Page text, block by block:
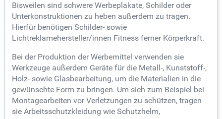
Bisweilen sind schwere Werbeplakate, Schilder oder
Unterkonstruktionen zu heben außerdem zu tragen.
Hierfür benötigen Schilder- sowie
Lichtreklamehersteller/innen Fitness ferner Körperkraft.
Bei der Produktion der Werbemittel verwenden sie
Werkzeuge außerdem Geräte für die Metall-, Kunststoff-,
Holz- sowie Glasbearbeitung, um die Materialien in die
gewünschte Form zu bringen. Um sich zum Beispiel bei
Montagearbeiten vor Verletzungen zu schützen, tragen
sie Arbeitsschutzkleidung wie Schutzhelm,